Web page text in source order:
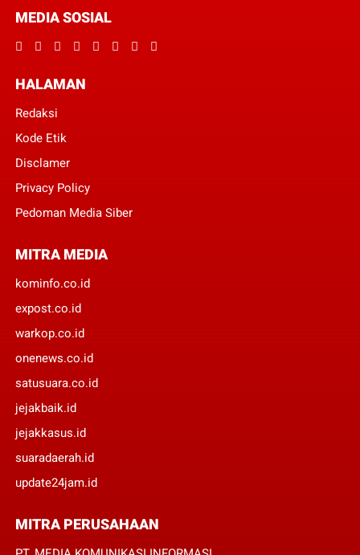
MEDIA SOSIAL
HALAMAN
Redaksi
Kode Etik
Disclamer
Privacy Policy
Pedoman Media Siber
MITRA MEDIA
kominfo.co.id
expost.co.id
warkop.co.id
onenews.co.id
satusuara.co.id
jejakbaik.id
jejakkasus.id
suaradaerah.id
update24jam.id
MITRA PERUSAHAAN